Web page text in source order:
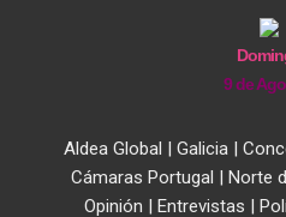
9 de
Aldea Global | Galicia|
Cámaras Portugal | Norte
Opinión | Entrevistas |